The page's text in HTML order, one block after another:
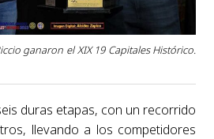
ganaron el XIX 19 Capitales Histórico.
duras etapas, con un recorrido
llevando a los competidores